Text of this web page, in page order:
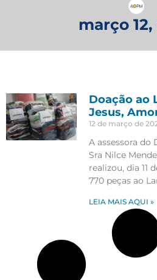
março 12,
Doação ao
Jesus,
12 de março de
A assessora
Sra Nilce
realizou, dia 11
770 peças ao
LEIA MAIS AQUI »